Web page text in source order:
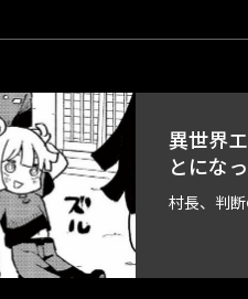
異世界
とにな
村長、判断